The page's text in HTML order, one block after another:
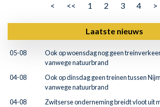
< << 1 2 3 4 >
Laatste nieuws
05-08
Ook op woensdag nog geen
vanwege natuurbrand
04-08
Ook op dinsdag geen treinen tussen
vanwege natuurbrand
04-08
Zwitserse onderneming breidt vloot uit